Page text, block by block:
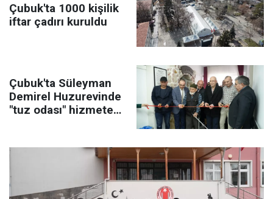
Çubuk'ta 1000 kişilik
iftar çadırı kuruldu
Çubuk'ta Süleyman
Demirel Huzurevinde
"tuz odası" hizmete